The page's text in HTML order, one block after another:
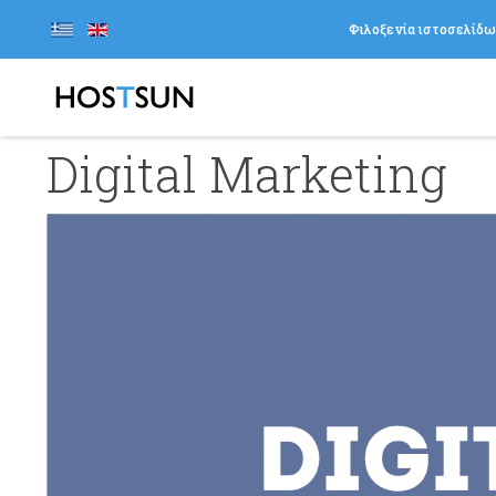
Digital Marketing
Φιλοξενία